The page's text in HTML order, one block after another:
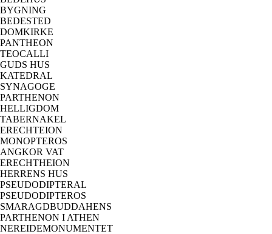
BYGNING
BEDESTED
DOMKIRKE
PANTHEON
TEOCALLI
GUDS HUS
KATEDRAL
SYNAGOGE
PARTHENON
HELLIGDOM
TABERNAKEL
ERECHTEION
MONOPTEROS
ANGKOR VAT
ERECHTHEION
HERRENS HUS
PSEUDODIPTERAL
PSEUDODIPTEROS
SMARAGDBUDDAHENS
PARTHENON I ATHEN
NEREIDEMONUMENTET